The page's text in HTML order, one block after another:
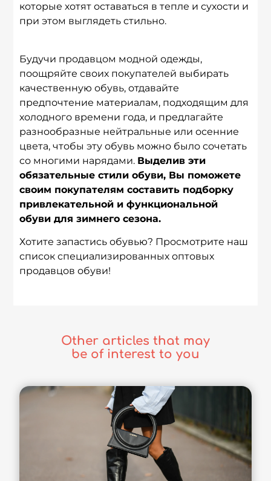
которые хотят оставаться в тепле и сухости и
при этом выглядеть стильно.
Будучи продавцом модной одежды,
поощряйте своих покупателей выбирать
качественную обувь, отдавайте
предпочтение материалам, подходящим для
холодного времени года, и предлагайте
разнообразные нейтральные или осенние
цвета, чтобы эту обувь можно было сочетать
со многими нарядами. Выделив эти
обязательные стили обуви, Вы поможете
своим покупателям составить подборку
привлекательной и функциональной
обуви для зимнего сезона.
Хотите запастись обувью? Просмотрите наш
список специализированных оптовых
продавцов обуви!
Other articles that may
be of interest to you